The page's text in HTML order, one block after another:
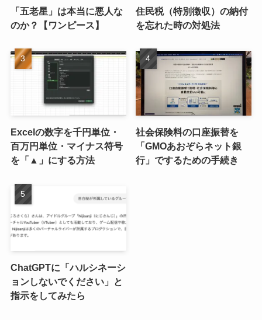
「五老星」は本当に悪人な
のか？【ワンピース】
住民税（特別徴収）の納付
を忘れた時の対処法
Excelの数字を千円単位・
百万円単位・マイナス符号
を「▲」にする方法
社会保険料の口座振替を
「GMOあおぞらネット銀
行」でするための手続き
ChatGPTに「ハルシネーシ
ョンしないでください」と
指示をしてみたら